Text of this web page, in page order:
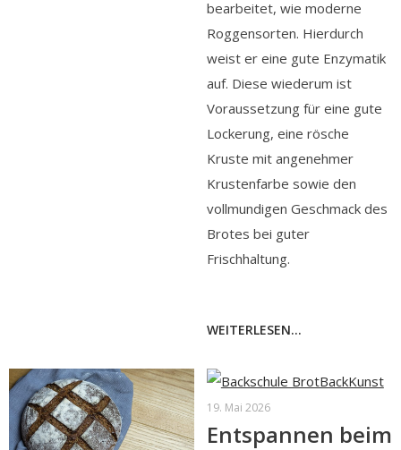
bearbeitet, wie moderne
Roggensorten. Hierdurch
weist er eine gute Enzymatik
auf. Diese wiederum ist
Voraussetzung für eine gute
Lockerung, eine rösche
Kruste mit angenehmer
Krustenfarbe sowie den
vollmundigen Geschmack des
Brotes bei guter
Frischhaltung.
WEITERLESEN...
19. Mai 2026
Entspannen beim